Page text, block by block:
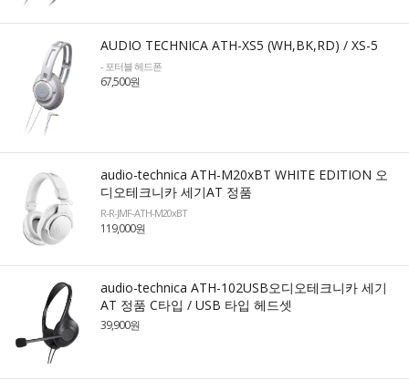
AUDIO TECHNICA ATH-XS5 (WH,BK,RD) / XS-5
- 포터블 헤드폰
67,500원
audio-technica ATH-M20xBT WHITE EDITION 오
디오테크니카 세기AT 정품
R-R-JMF-ATH-M20xBT
119,000원
audio-technica ATH-102USB오디오테크니카 세기
AT 정품 C타입 / USB 타입 헤드셋
39,900원